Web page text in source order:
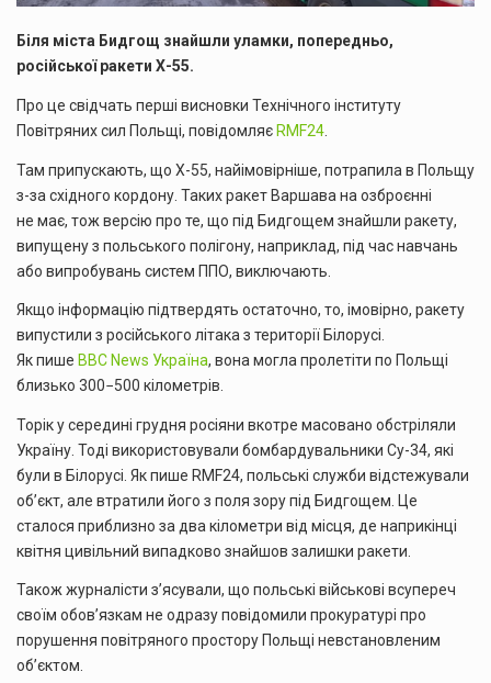
Біля міста Бидгощ знайшли уламки, попередньо,
російської ракети Х-55.
Про це свідчать перші висновки Технічного інституту
Повітряних сил Польщі, повідомляє RMF24
Там припускають, що Х-55, найімовірніше, потрапила в Польщу
з-за східного кордону. Таких ракет Варшава на озброєнні
не має, тож версію про те, що під Бидгощем знайшли ракету,
випущену з польського полігону, наприклад, під час навчань
або випробувань систем ППО, виключають.
Якщо інформацію підтвердять остаточно, то, імовірно, ракету
випустили з російського літака з території Білорусі.
Як пише BBC News Україна, вона могла пролетіти по Польщі
близько 300−500 кілометрів.
Торік у середині грудня росіяни вкотре масовано обстріляли
Україну. Тоді використовували бомбардувальники Су-34, які
були в Білорусі. Як пише RMF24, польські служби відстежували
об’єкт, але втратили його з поля зору під Бидгощем. Це
сталося приблизно за два кілометри від місця, де наприкінці
квітня цивільний випадково знайшов залишки ракети.
Також журналісти з’ясували, що польські військові всупереч
своїм обов’язкам не одразу повідомили прокуратурі про
порушення повітряного простору Польщі невстановленим
об’єктом.